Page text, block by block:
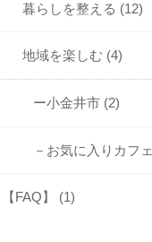
暮らしを整える (12)
地域を楽しむ (4)
ー小金井市 (2)
－お気に入りカフェ
【FAQ】 (1)